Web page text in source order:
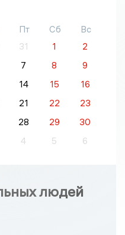
Пт Сб
Вс
31 1
2
7 8
9
14 15
16
21 22
23
28 29
30
4 5 6
людей